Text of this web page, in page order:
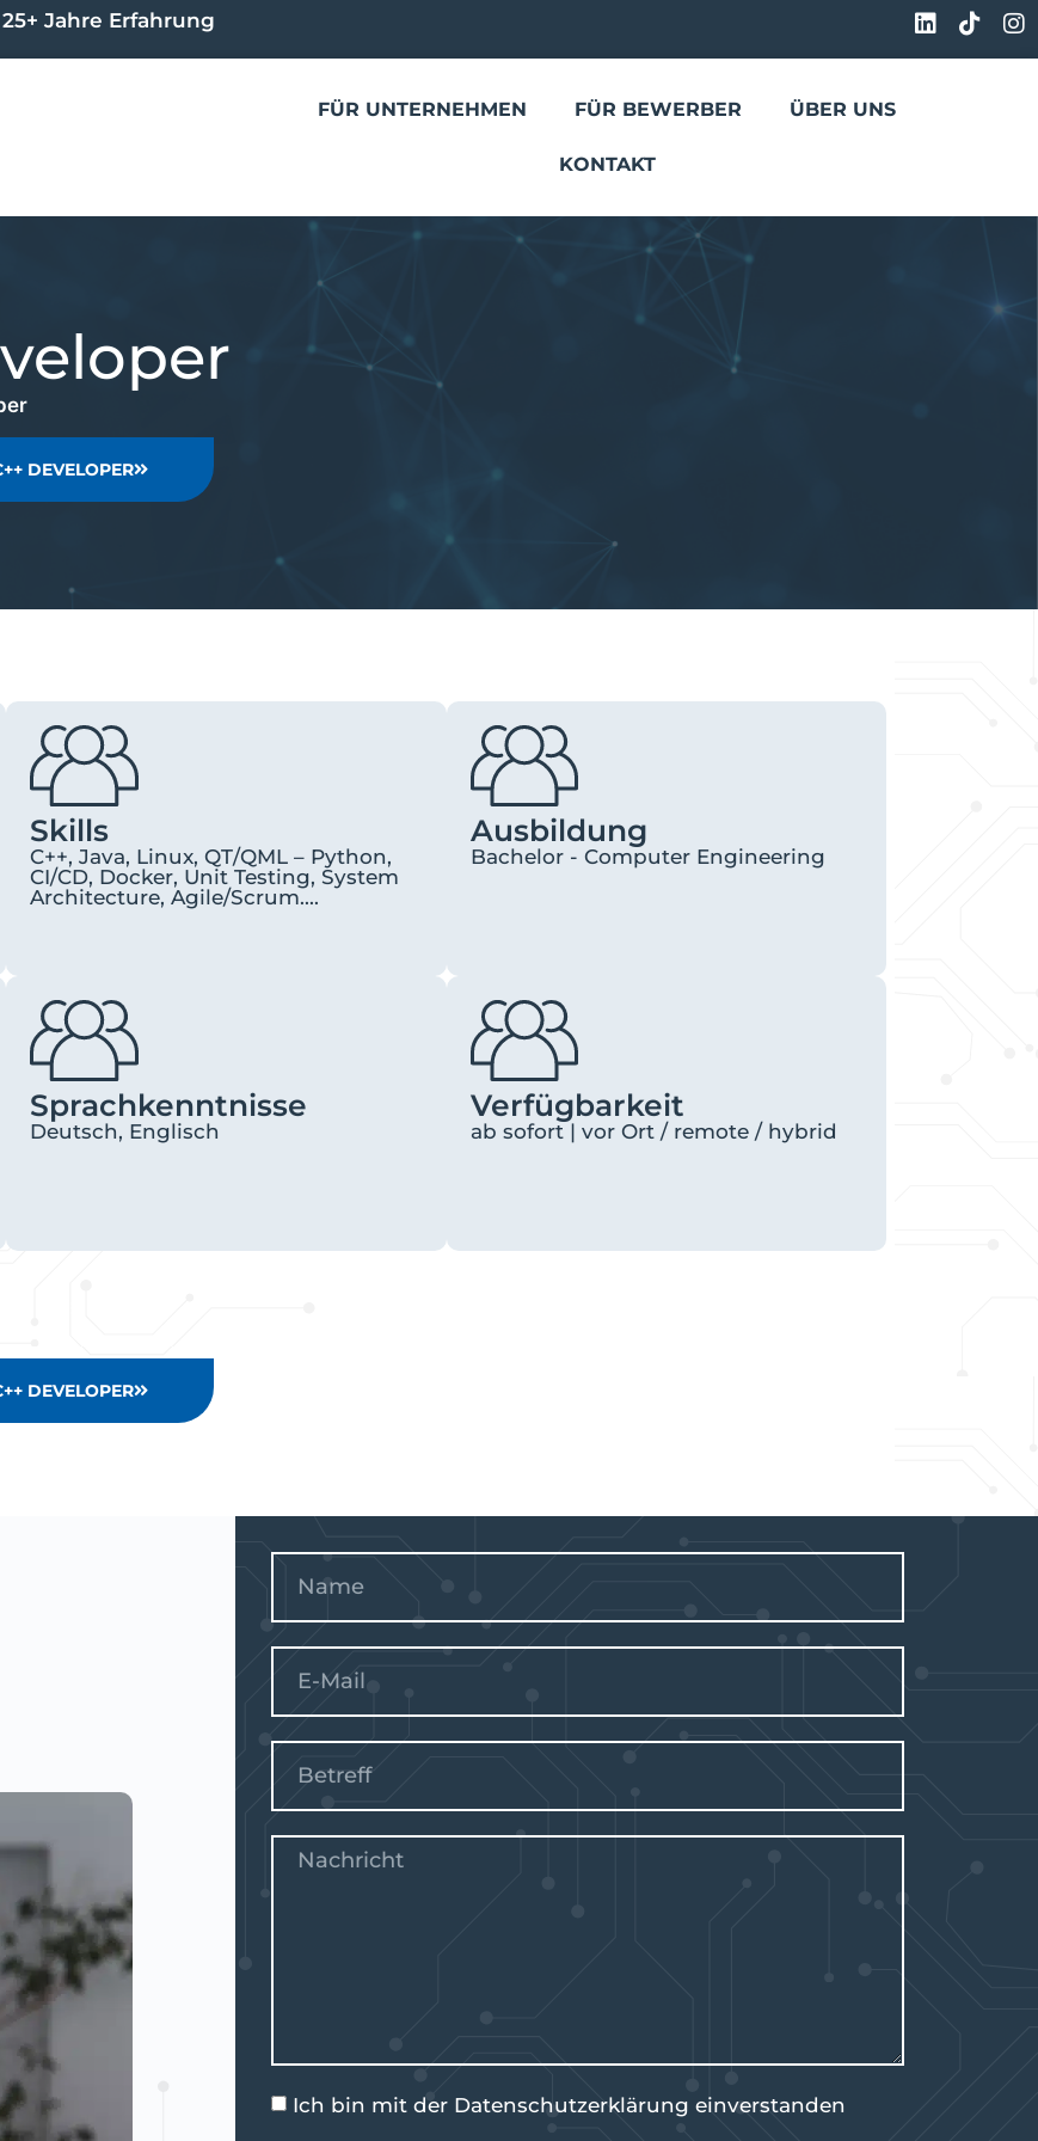
25+ Jahre Erfahrung
FÜR UNTERNEHMEN FÜR BEWERBER ÜBER UNS
KONTAKT
DEVELOPER
Skills
C++, Java, Linux, QT/QML – Python,
CI/CD, Docker, Unit Testing, System
Architecture, Agile/Scrum....
Ausbildung
Bachelor - Computer Engineering
Sprachkenntnisse
Deutsch, Englisch
Verfügbarkeit
ab sofort | vor Ort / remote / hybrid
DEVELOPER
Ich bin mit der Datenschutzerklärung einverstanden